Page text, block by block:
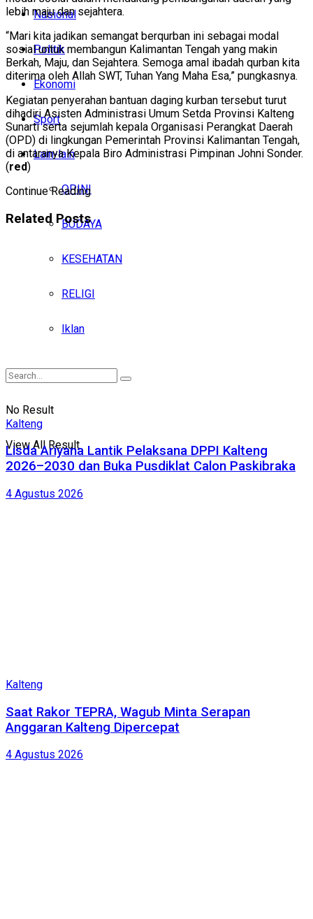
Nasional
Politik
Ekonomi
Sport
Lain-lain
OPINI
BUDAYA
KESEHATAN
RELIGI
Iklan
No Result
View All Result
lebih maju dan sejahtera.
“Mari kita jadikan semangat berqurban ini sebagai modal
sosial untuk membangun Kalimantan Tengah yang makin
Berkah, Maju, dan Sejahtera. Semoga amal ibadah qurban kita
diterima oleh Allah SWT, Tuhan Yang Maha Esa,” pungkasnya.
Kegiatan penyerahan bantuan daging kurban tersebut turut
dihadiri Asisten Administrasi Umum Setda Provinsi Kalteng
Sunarti serta sejumlah kepala Organisasi Perangkat Daerah
(OPD) di lingkungan Pemerintah Provinsi Kalimantan Tengah,
di antaranya Kepala Biro Administrasi Pimpinan Johni Sonder.
(red)
Continue Reading
RelatedPosts
Kalteng
Lisda Ariyana Lantik Pelaksana DPPI Kalteng
2026–2030 dan Buka Pusdiklat Calon Paskibraka
4 Agustus 2026
Kalteng
Saat Rakor TEPRA, Wagub Minta Serapan
Anggaran Kalteng Dipercepat
4 Agustus 2026